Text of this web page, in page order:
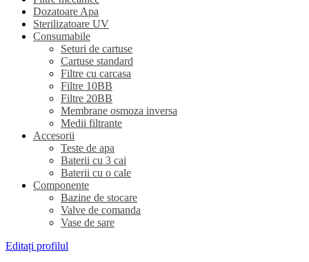
Dozatoare Apa
Sterilizatoare UV
Consumabile
Seturi de cartuse
Cartuse standard
Filtre cu carcasa
Filtre 10BB
Filtre 20BB
Membrane osmoza inversa
Medii filtrante
Accesorii
Teste de apa
Baterii cu 3 cai
Baterii cu o cale
Componente
Bazine de stocare
Valve de comanda
Vase de sare
Editați profilul